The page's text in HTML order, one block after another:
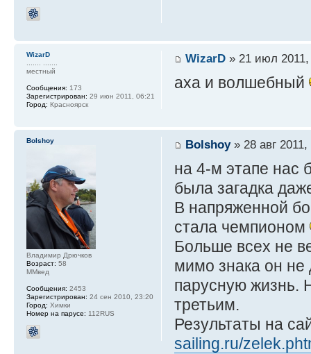
WizarD» 21 июл 2011,
аха и волшебный
WizarD
местный
Сообщения: 173
Зарегистрирован: 29 июн 2011, 06:21
Город: Красноярск
Bolshoy» 28 авг 2011,
на 4-м этапе нас
была загадка
В напряженной
стала чемпионом
Больше всех не
мимо знака он не
парусную жизнь.
третьим.
Результаты на
sailing.ru/
Bolshoy
Владимир Дрючков
Возраст: 58
ММвед
Сообщения: 2453
Зарегистрирован: 24 сен 2010, 23:20
Город: Химки
Номер на парусе: 112RUS